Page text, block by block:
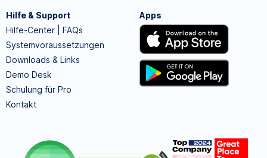
Hilfe & Support
Hilfe-Center | FAQs
Systemvoraussetzungen
Downloads & Links
Demo Desk
Schulung für Pro
Kontakt
Apps